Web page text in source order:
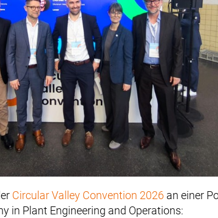
Circular Valley Convention 2026 an einer
in Plant Engineering and Operations: